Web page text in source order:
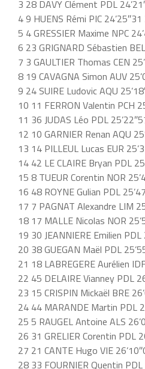
3 28 DAVY Clément PDL
4 9 HUENS Rémi PIC
5 4 GRESSIER Maxime NPC
6 23 GRIGNARD Sébastien
7 3 GAULTIER Thomas CEN
8 19 CAVAGNA Simon AUV
9 24 SUIRE Ludovic AQU
10 11 FERRON Valentin PCH
11 36 JUDAS Léo PDL
12 10 GARNIER Renan AQU
13 14 PILLEUL Lucas EUR
14 42 LE CLAIRE Bryan PDL
15 8 TUEUR Corentin NOR
16 48 ROYNE Gulian PDL
17 7 PAGNAT Alexandre LIM
18 17 MALLE Nicolas NOR
19 30 JEANNIERE Emilien
20 38 GUEGAN Maël PDL
21 18 LABREGERE Aurélien
22 45 DELAIRE Vianney PDL
23 15 CRISPIN Mickaël BRE
24 44 MARANDE Martin PDL
25 5 RAUGEL Antoine ALS
26 31 GRELIER Corentin PDL
27 21 CANTE Hugo VIE
28 33 FOURNIER Quentin